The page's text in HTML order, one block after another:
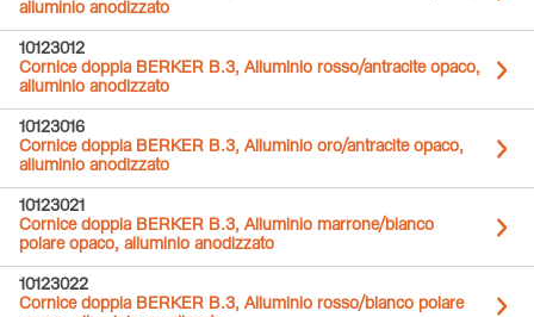
alluminio anodizzato
10123012
Cornice doppia BERKER B.3, Alluminio rosso/antracite opaco,
alluminio anodizzato
10123016
Cornice doppia BERKER B.3, Alluminio oro/antracite opaco,
alluminio anodizzato
10123021
Cornice doppia BERKER B.3, Alluminio marrone/bianco
polare opaco, alluminio anodizzato
10123022
Cornice doppia BERKER B.3, Alluminio rosso/bianco polare